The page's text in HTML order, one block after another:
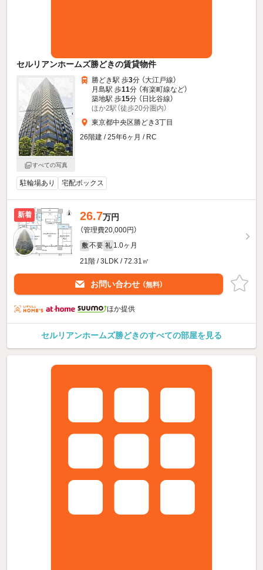
セルリアンホームズ勝どきの賃貸物件
すべての写真
勝どき駅 歩3分 （大江戸線）
月島駅 歩11分 （有楽町線など）
築地駅 歩15分 （日比谷線）
ほか2駅（徒歩20分圏内）
東京都中央区勝どき3丁目
26階建 / 25年6ヶ月 / RC
駐輪場あり 宅配ボックス
新着 26.7万円
（管理費20,000円）
敷 不要 礼 1.0ヶ月
21階 / 3LDK / 72.31㎡
お問い合わせ （無料）
ほか提供
セルリアンホームズ勝どきのすべての部屋を見る